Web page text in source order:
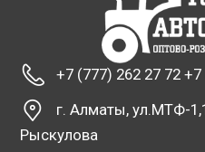
+7 (777) 262 27 72
г. Алматы, ул.МТФ-
Рыскулова